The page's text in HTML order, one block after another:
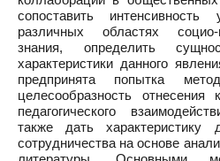
сопоставить
различных областях социо-
знания, определить
характеристики данного
предпринята попытка
целесообразность
педагогического
также дать характеристику
сотрудничества на основе